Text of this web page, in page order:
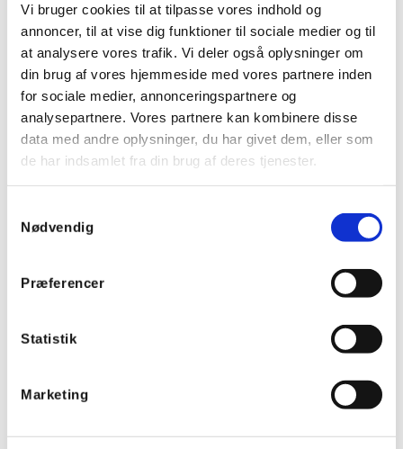
Vi bruger cookies til at tilpasse vores indhold og
annoncer, til at vise dig funktioner til sociale medier og til
at analysere vores trafik. Vi deler også oplysninger om
din brug af vores hjemmeside med vores partnere inden
for sociale medier, annonceringspartnere og
analysepartnere. Vores partnere kan kombinere disse
data med andre oplysninger, du har givet dem, eller som
de har indsamlet fra din brug af deres tjenester.
Nødvendig
Præferencer
Statistik
Marketing
Odense Idrætspark
JYSK arena